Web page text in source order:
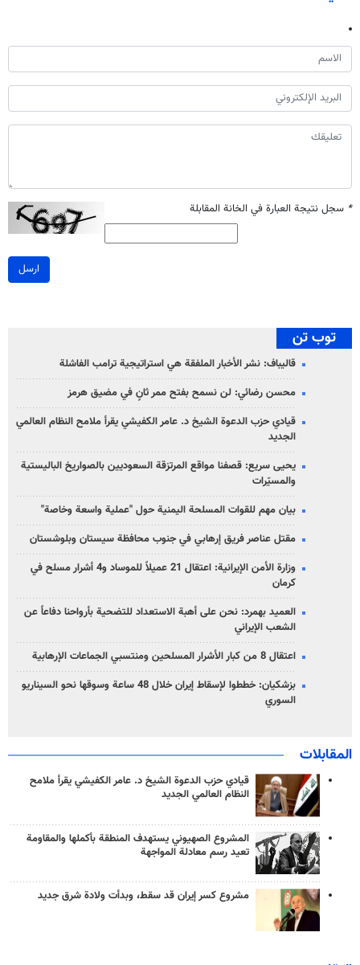
* سجل نتيجة العبارة في الخانة المقابلة
ارسل
توب تن
قاليباف: نشر الأخبار الملفقة هي استراتيجية ترامب الفاشلة
محسن رضائي: لن نسمح بفتح ممر ثانٍ في مضيق هرمز
قيادي حزب الدعوة الشيخ د. عامر الكفيشي يقرأ ملامح النظام العالمي
الجديد
يحيى سريع: قصفنا مواقع المرتزقة السعوديين بالصواريخ الباليستية
والمسيّرات
بيان مهم للقوات المسلحة اليمنية حول "عملية واسعة وخاصة"
مقتل عناصر فريق إرهابي في جنوب محافظة سيستان وبلوشستان
وزارة الأمن الإيرانية: اعتقال 21 عميلاً للموساد و4 أشرار مسلح في
كرمان
العميد بهمرد: نحن على أهبة الاستعداد للتضحية بأرواحنا دفاعاً عن
الشعب الإيراني
اعتقال 8 من كبار الأشرار المسلحين ومنتسبي الجماعات الإرهابية
بزشكيان: خططوا لإسقاط إيران خلال 48 ساعة وسوقها نحو السيناريو
السوري
المقابلات
قيادي حزب الدعوة الشيخ د. عامر الكفيشي يقرأ ملامح
النظام العالمي الجديد
المشروع الصهيوني يستهدف المنطقة بأكملها والمقاومة
تعيد رسم معادلة المواجهة
مشروع كسر إيران قد سقط، وبدأت ولادة شرق جديد